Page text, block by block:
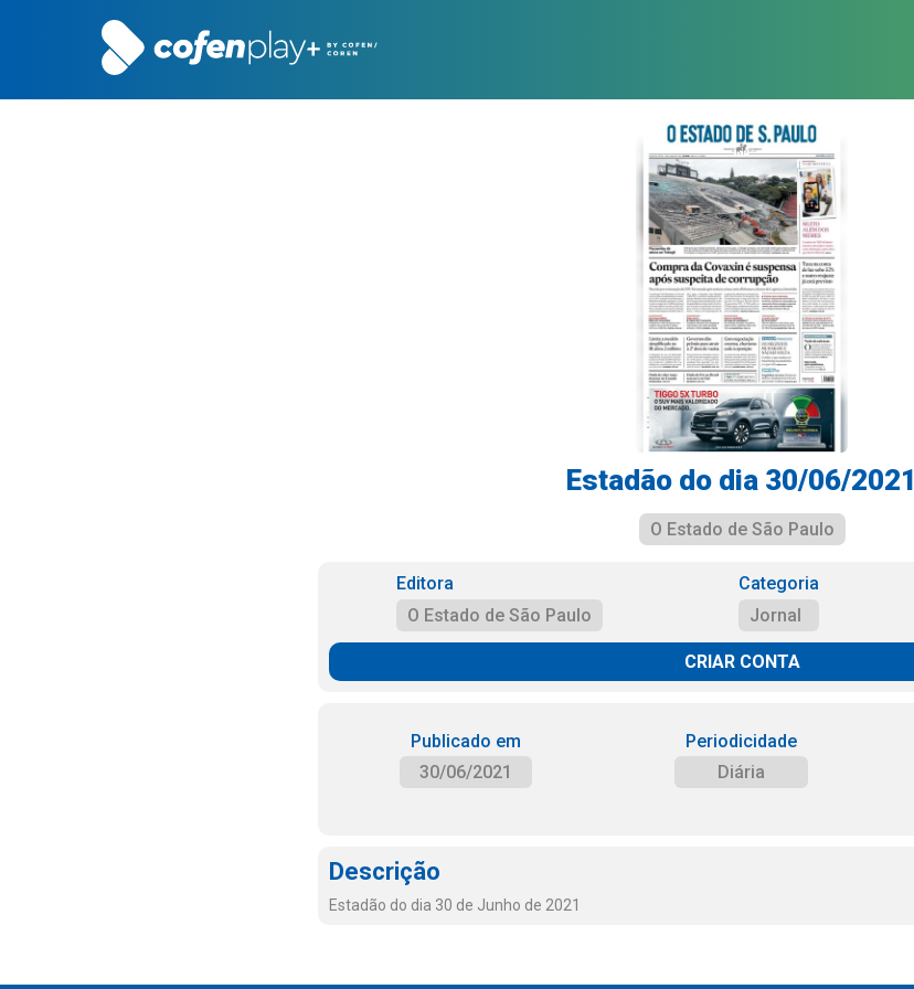
Estadão do dia 30/06/2021
O Estado de São Paulo
Editora
O Estado de São Paulo
Categoria
Jornal
CRIAR CONTA
Publicado em
30/06/2021
Periodicidade
Diária
Descrição
Estadão do dia 30 de Junho de 2021